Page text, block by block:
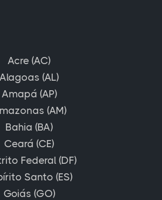
Acre (AC)
Alagoas (AL)
Amapá (AP)
(AM)
Bahia (BA)
Ceará (CE)
Federal (DF)
Santo (ES)
Goiás (GO)